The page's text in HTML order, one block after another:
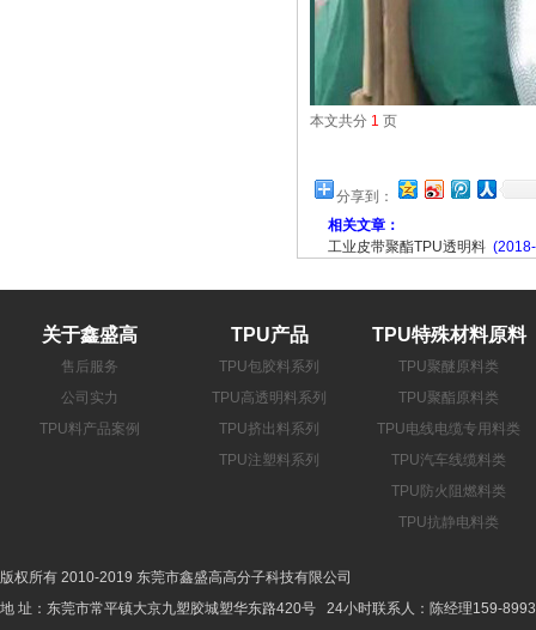
本文共分 1 页
分享到：
相关文章：
工业皮带聚酯TPU透明料
关于鑫盛高
售后服务
公司实力
TPU料产品案例
TPU产品
TPU包胶料系列
TPU高透明料系列
TPU挤出料系列
TPU注塑料系列
TPU特殊材料原料
TPU聚醚原料类
TPU聚酯原料类
TPU电线电缆专用料类
TPU汽车线缆料类
TPU防火阻燃料类
TPU抗静电料类
版权所有 2010-2019 东莞市鑫盛高高分子科技有限公司
地 址：东莞市常平镇大京九塑胶城塑华东路420号 24小时联系人：陈经理159-